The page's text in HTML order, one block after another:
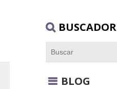
BUSCADOR
BLOG